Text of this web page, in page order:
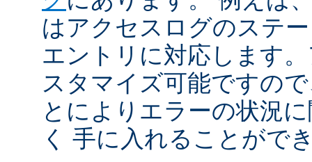
はアクセスログのステ
エントリに対応します
スタマイズ可能ですの
とによりエラーの状況
く 手に入れることがで